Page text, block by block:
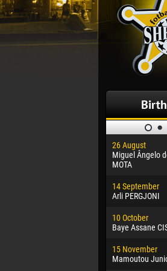
26 August
Miguel Ângelo
MOTA
14 September
Arli PERGJONI
10 October
Baye Assane
15 November
Mamoutou